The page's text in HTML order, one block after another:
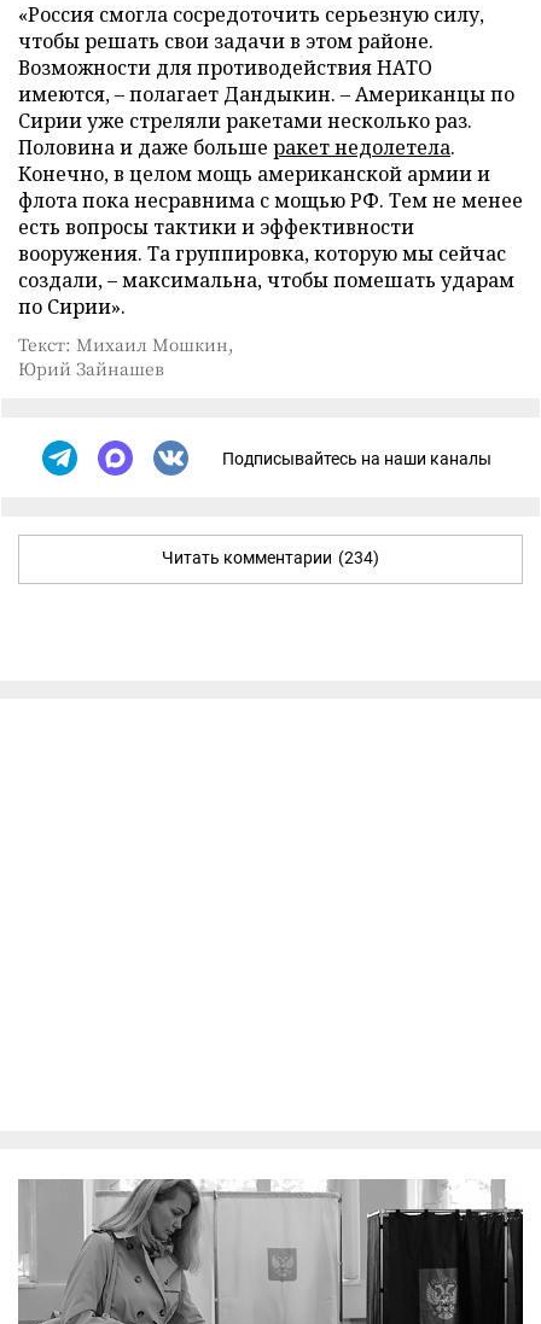
«Россия смогла сосредоточить серьезную силу,
чтобы решать свои задачи в этом районе.
Возможности для противодействия НАТО
имеются, – полагает Дандыкин. – Американцы по
Сирии уже стреляли ракетами несколько раз.
Половина и даже больше ракет недолетела.
Конечно, в целом мощь американской армии и
флота пока несравнима с мощью РФ. Тем не менее
есть вопросы тактики и эффективности
вооружения. Та группировка, которую мы сейчас
создали, – максимальна, чтобы помешать ударам
по Сирии».
Текст: Михаил Мошкин,
Юрий Зайнашев
Подписывайтесь на наши каналы
Читать комментарии (234)